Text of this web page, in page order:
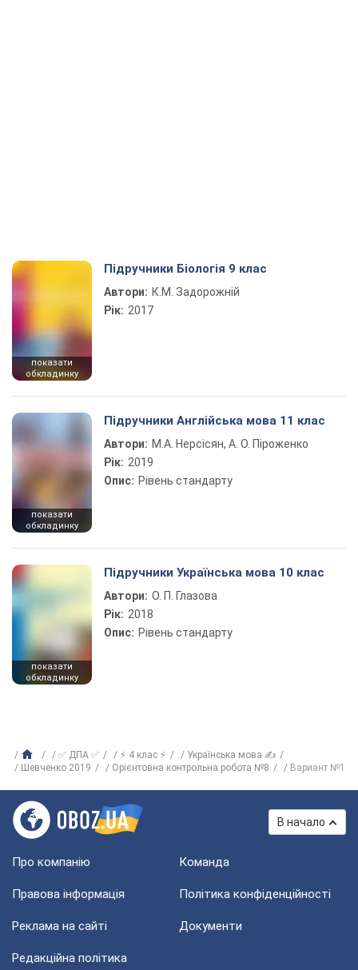
показати
обкладинку
Підручники Біологія 9 клас
Автори: К.М. Задорожній
Рік: 2017
показати
обкладинку
Підручники Англійська мова 11 клас
Автори: М.А. Нерсісян, А. О. Піроженко
Рік: 2019
Опис: Рівень стандарту
показати
обкладинку
Підручники Українська мова 10 клас
Автори: О. П. Глазова
Рік: 2018
Опис: Рівень стандарту
✅ ДПА ✅ ⚡ 4 клас ⚡
Українська мова ✍
Шевченко 2019
Орієнтовна контрольна робота №8 Вариант №1
В начало
Про компанію Команда
Правова інформація Політика конфіденційності
Реклама на сайті Документи
Редакційна політика